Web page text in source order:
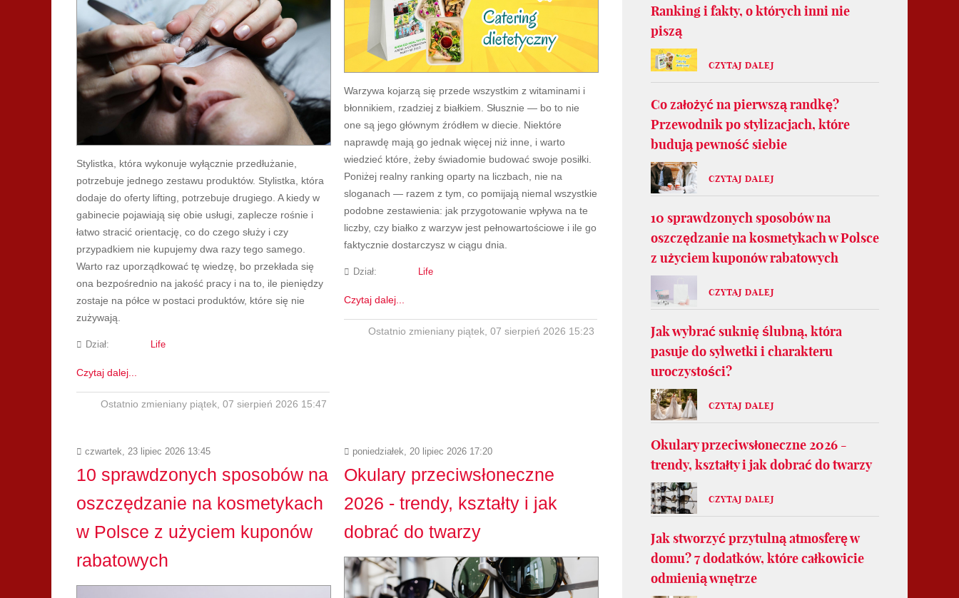
Stylistka, która wykonuje wyłącznie przedłużanie,
potrzebuje jednego zestawu produktów. Stylistka, która
dodaje do oferty lifting, potrzebuje drugiego. A kiedy w
gabinecie pojawiają się obie usługi, zaplecze rośnie i
łatwo stracić orientację, co do czego służy i czy
przypadkiem nie kupujemy dwa razy tego samego.
Warto raz uporządkować tę wiedzę, bo przekłada się
ona bezpośrednio na jakość pracy i na to, ile pieniędzy
zostaje na półce w postaci produktów, które się nie
zużywają.
Dział: Life
Czytaj dalej...
Ostatnio zmieniany piątek, 07 sierpień 2026 15:47
Warzywa kojarzą się przede wszystkim z witaminami i
błonnikiem, rzadziej z białkiem. Słusznie — bo to nie
one są jego głównym źródłem w diecie. Niektóre
naprawdę mają go jednak więcej niż inne, i warto
wiedzieć które, żeby świadomie budować swoje posiłki.
Poniżej realny ranking oparty na liczbach, nie na
sloganach — razem z tym, co pomijają niemal wszystkie
podobne zestawienia: jak przygotowanie wpływa na te
liczby, czy białko z warzyw jest pełnowartościowe i ile go
faktycznie dostarczysz w ciągu dnia.
Dział: Life
Czytaj dalej...
Ostatnio zmieniany piątek, 07 sierpień 2026 15:23
czwartek, 23 lipiec 2026 13:45
10 sprawdzonych sposobów na
oszczędzanie na kosmetykach
w Polsce z użyciem kuponów
rabatowych
poniedziałek, 20 lipiec 2026 17:20
Okulary przeciwsłoneczne
2026 - trendy, kształty i jak
dobrać do twarzy
Ranking i fakty, o których inni nie
piszą
CZYTAJ DALEJ
Co założyć na pierwszą randkę?
Przewodnik po stylizacjach, które
budują pewność siebie
CZYTAJ DALEJ
10 sprawdzonych sposobów na
oszczędzanie na kosmetykach w Polsce
z użyciem kuponów rabatowych
CZYTAJ DALEJ
Jak wybrać suknię ślubną, która
pasuje do sylwetki i charakteru
uroczystości?
CZYTAJ DALEJ
Okulary przeciwsłoneczne 2026 -
trendy, kształty i jak dobrać do twarzy
CZYTAJ DALEJ
Jak stworzyć przytulną atmosferę w
domu? 7 dodatków, które całkowicie
odmienią wnętrze